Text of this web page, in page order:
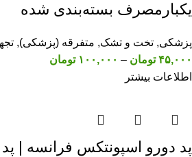
یکبارمصرف بسته‌بندی شده
پزشکی, تخت و تشک, متفرقه (پزشکی),
۴۵,۰۰۰ تومان – ۱۰۰,۰۰۰ تومان
اطلاعات بیشتر
پد دورو اسپونتکس فرانسه | پد